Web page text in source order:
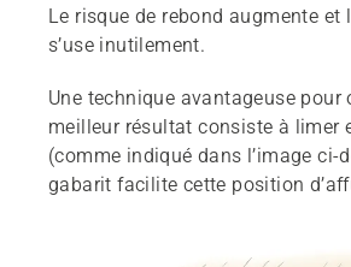
Le risque de rebond augmente et
s’use inutilement.
Une technique avantageuse pour
meilleur résultat consiste à limer
(comme indiqué dans l’image ci-
gabarit facilite cette position